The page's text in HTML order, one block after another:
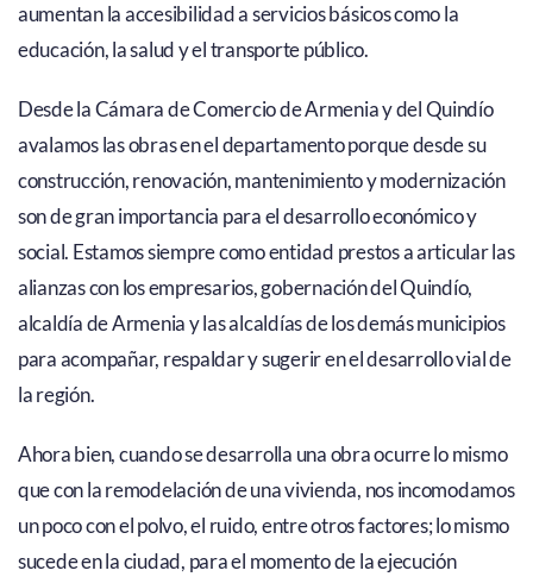
aumentan la accesibilidad a servicios básicos como la
educación, la salud y el transporte público.
Desde la Cámara de Comercio de Armenia y del Quindío
avalamos las obras en el departamento porque desde su
construcción, renovación, mantenimiento y modernización
son de gran importancia para el desarrollo económico y
social. Estamos siempre como entidad prestos a articular las
alianzas con los empresarios, gobernación del Quindío,
alcaldía de Armenia y las alcaldías de los demás municipios
para acompañar, respaldar y sugerir en el desarrollo vial de
la región.
Ahora bien, cuando se desarrolla una obra ocurre lo mismo
que con la remodelación de una vivienda, nos incomodamos
un poco con el polvo, el ruido, entre otros factores; lo mismo
sucede en la ciudad, para el momento de la ejecución